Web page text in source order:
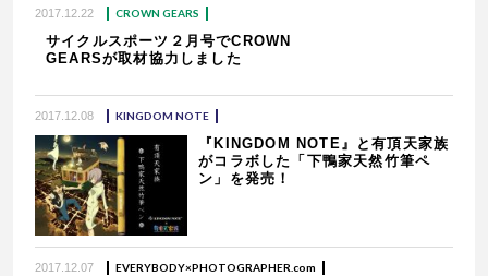
2017.12.22 CROWN GEARS
サイクルスポーツ２月号でCROWN
GEARSが取材協力しました
2017.12.08 KINGDOM NOTE
『KINGDOM NOTE』と有頂天家族
がコラボした「下鴨家天然竹筆ペ
ン」を発売！
2017.12.07 EVERYBODY×PHOTOGRAPHER.com